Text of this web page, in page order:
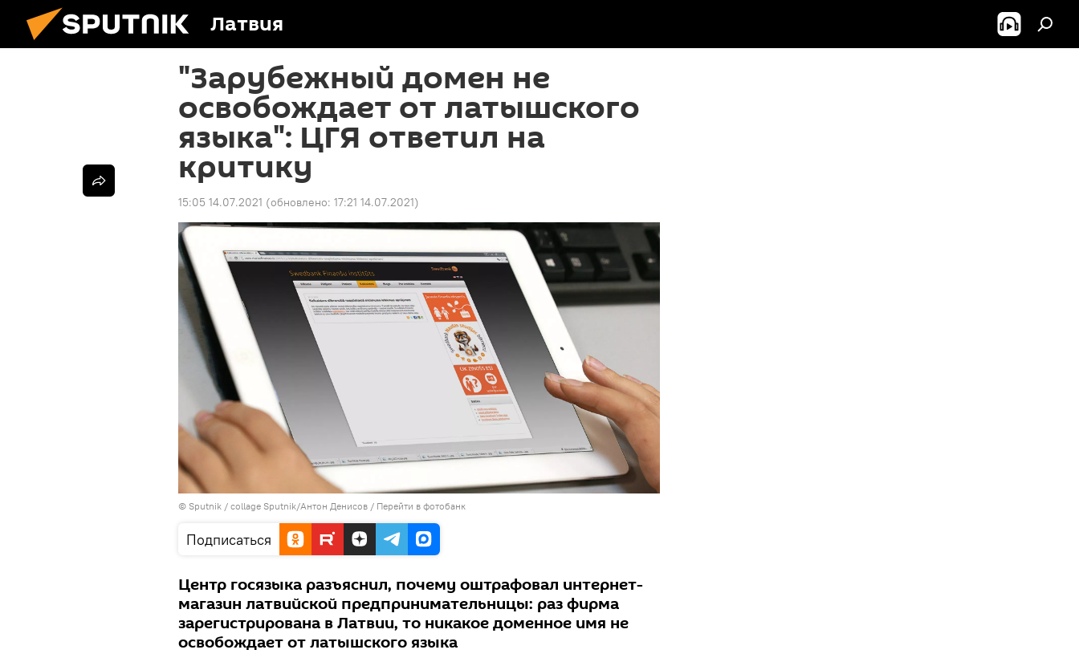
Латвия
"Зарубежный домен не
освобождает от латышского
языка": ЦГЯ ответил на
критику
15:05 14.07.2021 (обновлено: 17:21 14.07.2021)
© Sputnik / collage Sputnik/Антон Денисов / Перейти в фотобанк
Подписаться
Центр госязыка разъяснил, почему оштрафовал интернет-
магазин латвийской предпринимательницы: раз фирма
зарегистрирована в Латвии, то никакое доменное имя не
освобождает от латышского языка